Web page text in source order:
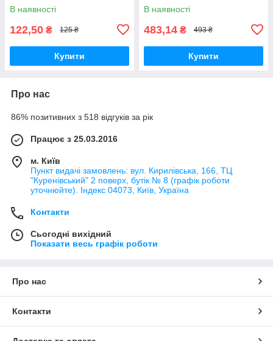
В наявності
122,50 ₴ 125 ₴
Купити
В наявності
483,14 ₴ 493 ₴
Купити
Про нас
86% позитивних з 518 відгуків за рік
Працює з 25.03.2016
м. Київ
Пункт видачі замовлень: вул. Кирилівська, 166, ТЦ
"Куренівський" 2 поверх, бутік № 8 (графік роботи
уточнюйте). Індекс 04073, Київ, Україна
Контакти
Сьогодні вихідний
Показати весь графік роботи
Про нас
Контакти